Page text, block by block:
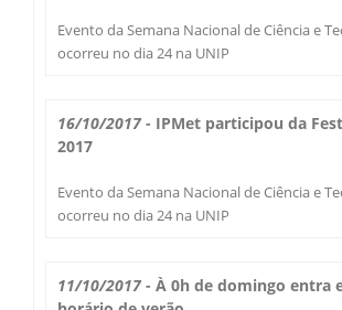
Desastres Naturais
Evento da Semana Nacional de Ciência e
ocorreu no dia 24 na UNIP
16/10/2017- IPMet participou da
2017
Evento da Semana Nacional de Ciência e
ocorreu no dia 24 na UNIP
11/10/2017- À 0h de domingo entra